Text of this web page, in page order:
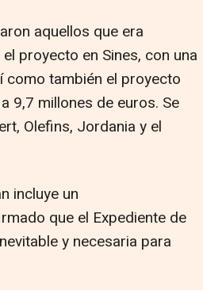
aquellos que era
proyecto en Sines, con una
como también el proyecto
9,7 millones de euros. Se
Olefins, Jordania y el
incluye un
que el Expediente de
y necesaria para